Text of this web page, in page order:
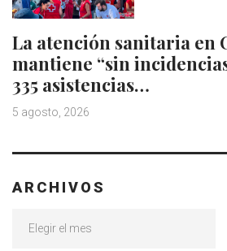
La atención sanitaria en
mantiene “sin
335 asistencias…
5 agosto, 2026
ARCHIVOS